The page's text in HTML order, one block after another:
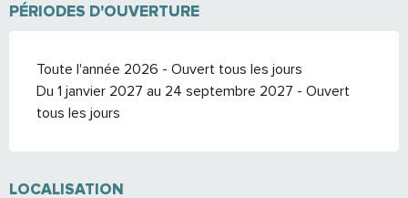
PÉRIODES D'OUVERTURE
Toute l'année 2026 - Ouvert tous les jours
Du 1 janvier 2027 au 24 septembre 2027 - Ouvert
tous les jours
LOCALISATION